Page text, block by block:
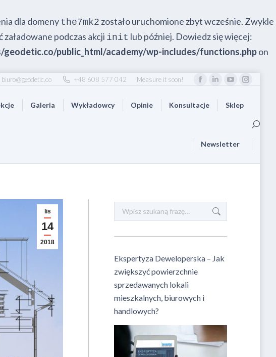
dla domeny the7mk2 zostało uruchomione zbyt wcześnie. Zwykle
podczas akcji init lub później. Dowiedz się więcej:
public_html/academy/wp-includes/functions.phpon
biuro@geodetic.co +48 608 577 042 Measure it soon!
Facebook
otworzy
się
Linkedin
otworzy
się
YouTube
się
nowym
oknie
w
nowym
oknie
Galeria Wykładowcy Opinie Konsultacje Sklep
Newsletter
lis
14
2018
Szukaj:
Ekspertyza Deweloperska – Jak
zwiększyć powierzchnie
sprzedawanych lokali
mieszkalnych, biurowych i
handlowych?